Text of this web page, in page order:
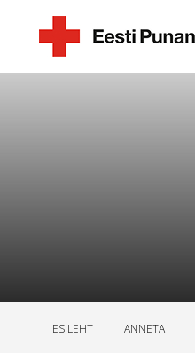
ESILEHT ANNETA